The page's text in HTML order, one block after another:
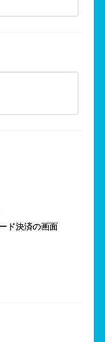
ド決済の画面